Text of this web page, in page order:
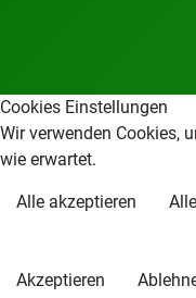
Cookies Einstellungen
Wir verwenden Cookies,
wie erwartet.
Alle akzeptieren
Akzeptieren